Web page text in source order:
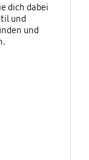
dich dabei
und
und